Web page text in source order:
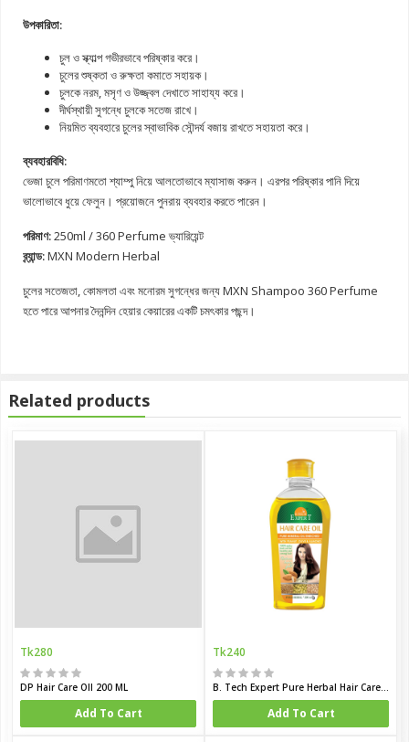
উপকারিতা:
চুল ও স্ক্যাল্প গভীরভাবে পরিষ্কার করে।
চুলের শুষ্কতা ও রুক্ষতা কমাতে সহায়ক।
চুলকে নরম, মসৃণ ও উজ্জ্বল দেখাতে সাহায্য করে।
দীর্ঘস্থায়ী সুগন্ধে চুলকে সতেজ রাখে।
নিয়মিত ব্যবহারে চুলের স্বাভাবিক সৌন্দর্য বজায় রাখতে সহায়তা করে।
ব্যবহারবিধি:
ভেজা চুলে পরিমাণমতো শ্যাম্পু নিয়ে আলতোভাবে ম্যাসাজ করুন। এরপর পরিষ্কার পানি দিয়ে
ভালোভাবে ধুয়ে ফেলুন। প্রয়োজনে পুনরায় ব্যবহার করতে পারেন।
পরিমাণ:250ml / 360 Perfume ভ্যারিয়েন্ট
ব্র্যান্ড:MXN Modern Herbal
চুলের সতেজতা, কোমলতা এবং মনোরম সুগন্ধের জন্য MXN Shampoo 360 Perfume
হতে পারে আপনার দৈনন্দিন হেয়ার কেয়ারের একটি চমৎকার পছন্দ।
Related products
Tk280
DP Hair Care OIl 200 ML
Add To Cart
Tk240
B. Tech Expert Pure Herbal Hair Care Oil
Add To Cart